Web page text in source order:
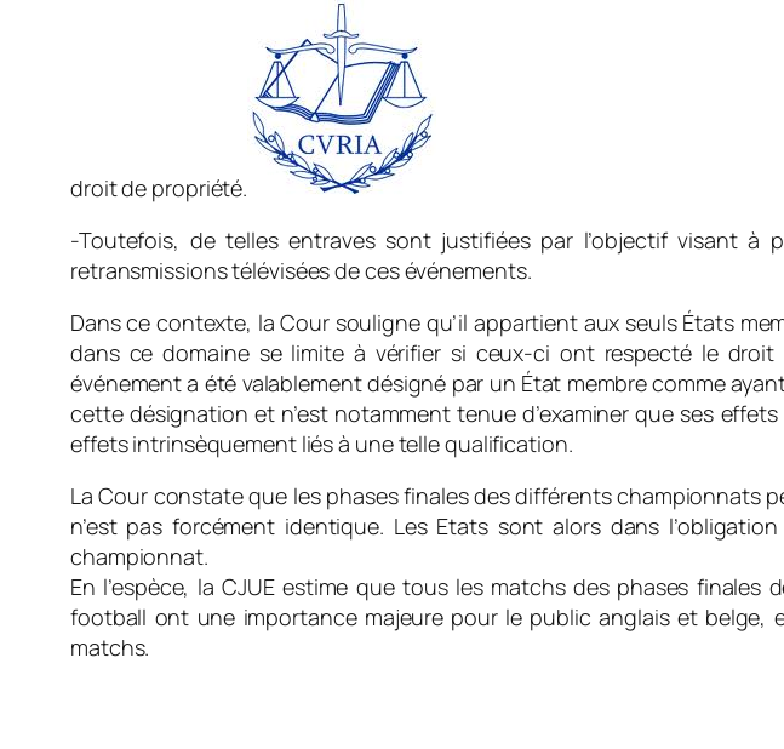
droit de propriété.
-Toutefois, de telles entraves sont justifiées par l’objectif visant
retransmissions télévisées de ces événements.
Dans ce contexte, la Cour souligne qu’il appartient aux seuls États
dans ce domaine se limite à vérifier si ceux-ci ont respecté le droit
événement a été valablement désigné par un État membre comme
cette désignation et n’est notamment tenue d’examiner que ses
effets intrinsèquement liés à une telle qualification.
La Cour constate que les phases finales des différents championnats
n’est pas forcément identique. Les Etats sont alors dans
championnat.
En l’espèce, la CJUE estime que tous les matchs des phases
football ont une importance majeure pour le public anglais et belge,
matchs.